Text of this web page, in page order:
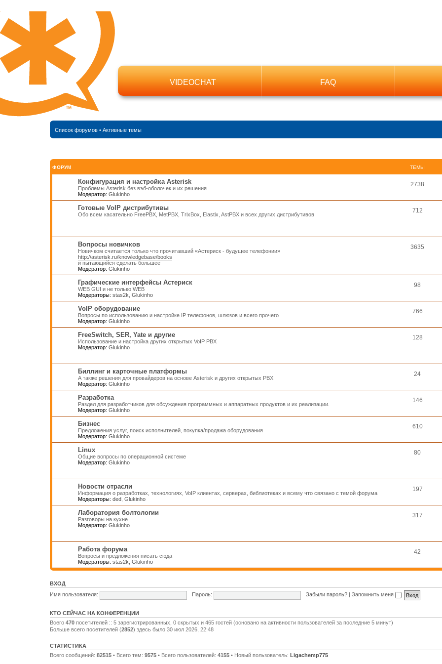
VIDEOCHAT FAQ
Список форумов• Активные темы
ФОРУМ ТЕМЫ
Конфигурация и настройка Asterisk
Проблемы Asterisk без вэб-оболочек и их решения
Модератор: Glukinho
2738
Готовые VoIP дистрибутивы
Обо всем касательно FreePBX, MetPBX, TrixBox, Elastix, AstPBX и всех других дистрибутивов
712
Вопросы новичков
Новичком считается только что прочитавший «Астериск - будущее телефонии»
http://asterisk.ru/knowledgebase/books
и пытающийся сделать большее
Модератор: Glukinho
3635
Графические интерфейсы Астериск
WEB GUI и не только WEB
Модераторы: stas2k Glukinho
98
VoIP оборудование
Вопросы по использованию и настройке IP телефонов, шлюзов и всего прочего
Модератор: Glukinho
766
FreeSwitch, SER, Yate и другие
Использование и настройка других открытых VoIP PBX
Модератор: Glukinho
128
Биллинг и карточные платформы
А также решения для провайдеров на основе Asterisk и других открытых PBX
Модератор: Glukinho
24
Разработка
Раздел для разработчиков для обсуждения программных и аппаратных продуктов и их реализации.
Модератор: Glukinho
146
Бизнес
Предложения услуг, поиск исполнителей, покупка/продажа оборудования
Модератор: Glukinho
610
Linux
Общие вопросы по операционной системе
Модератор: Glukinho
80
Новости отрасли
Информация о разработках, технологиях, VoIP клиентах, серверах, библиотеках и всему что связано с темой форума
Модераторы: ded, Glukinho
197
Лаборатория болтологии
Разговоры на кухне
Модератор: Glukinho
317
Работа форума
Вопросы и предложения писать сюда
Модераторы: stas2k Glukinho
42
ВХОД
Имя пользователя:
Пароль: Забыли пароль? Запомнить меня
КТО СЕЙЧАС НА КОНФЕРЕНЦИИ
Всего 470посетителей :: 5 зарегистрированных, 0 скрытых и 465 гостей (основано на активности пользователей за последние 5 минут)
Больше всего посетителей (2852) здесь было 30 июл 2026, 22:48
СТАТИСТИКА
Всего сообщений: 82515• Всего тем: 9575• Всего пользователей: 4155• Новый пользователь: Ligachemp775